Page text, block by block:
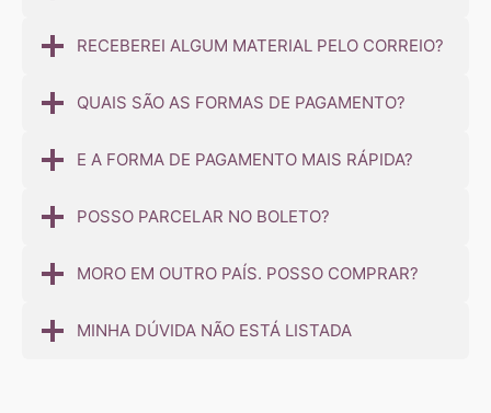
RECEBEREI ALGUM MATERIAL PELO CORREIO?
QUAIS SÃO AS FORMAS DE PAGAMENTO?
E A FORMA DE PAGAMENTO MAIS RÁPIDA?
POSSO PARCELAR NO BOLETO?
MORO EM OUTRO PAÍS. POSSO COMPRAR?
MINHA DÚVIDA NÃO ESTÁ LISTADA